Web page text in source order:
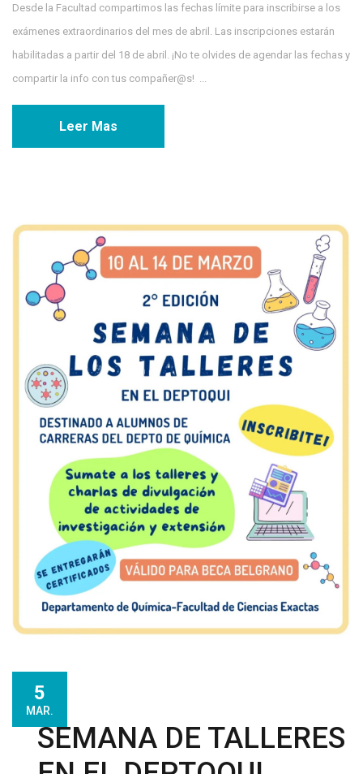
Desde la Facultad compartimos las fechas límite para inscribirse a los
exámenes extraordinarios del mes de abril. Las inscripciones estarán
habilitadas a partir del 18 de abril. ¡No te olvides de agendar las fechas y
compartir la info con tus compañer@s! ...
Leer Mas
5
MAR.
SEMANA DE TALLERES